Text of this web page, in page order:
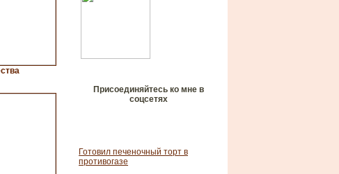
Присоединяйтесь ко мне в
соцсетях
Готовил печеночный торт в
противогазе